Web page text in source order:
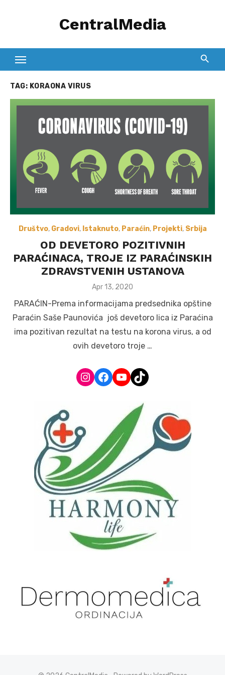
CentralMedia
TAG: KORAONA VIRUS
Društvo, Gradovi, Istaknuto, Paraćin, Projekti, Srbija
OD DEVETORO POZITIVNIH
PARAĆINACA, TROJE IZ PARAĆINSKIH
ZDRAVSTVENIH USTANOVA
Posted
Apr 13, 2020
PARAĆIN-Prema informacijama predsednika opštine
Paraćin Saše Paunovića još devetoro lica iz Paraćina
ima pozitivan rezultat na testu na korona virus, a od
ovih devetoro troje …
Instagram
Facebook
YouTube
TikTok